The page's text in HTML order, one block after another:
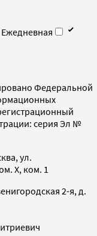
Ежедневная
Федеральной
серия Эл №
ул.
X, ком. 1
2-я, д.